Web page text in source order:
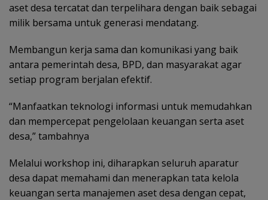
aset desa tercatat dan terpelihara dengan baik sebagai
milik bersama untuk generasi mendatang.
Membangun kerja sama dan komunikasi yang baik
antara pemerintah desa, BPD, dan masyarakat agar
setiap program berjalan efektif.
“Manfaatkan teknologi informasi untuk memudahkan
dan mempercepat pengelolaan keuangan serta aset
desa,” tambahnya
Melalui workshop ini, diharapkan seluruh aparatur
desa dapat memahami dan menerapkan tata kelola
keuangan serta manajemen aset desa dengan cepat,